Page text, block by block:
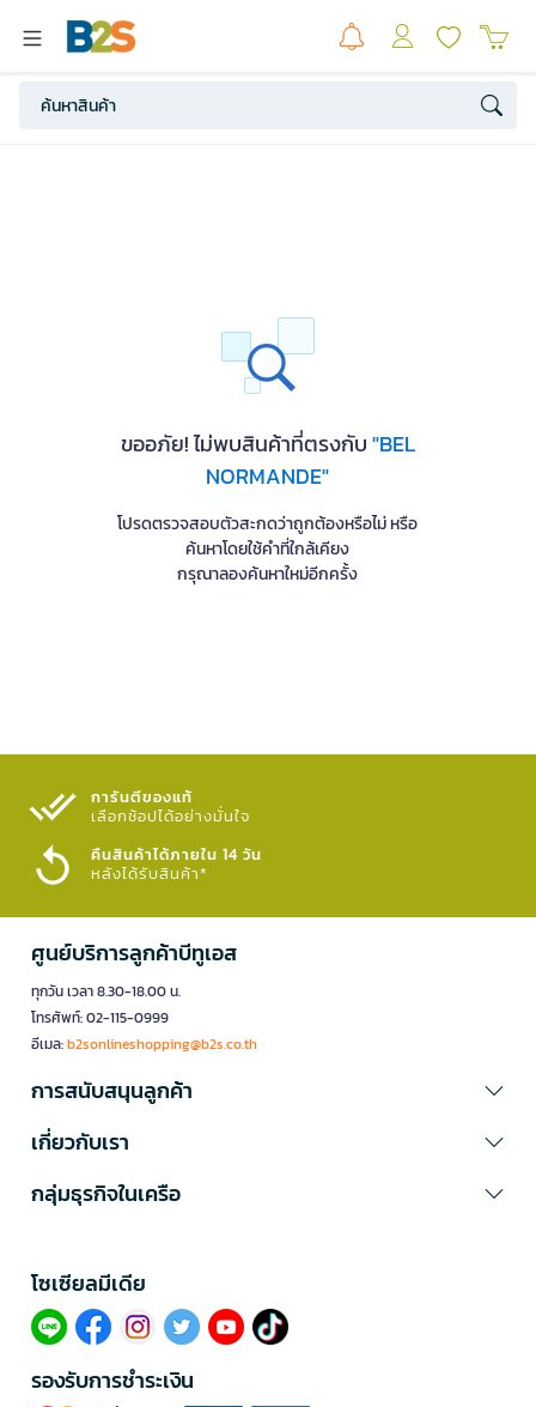
ขออภัย! ไม่พบสินค้าที่ตรงกับ"BEL
NORMANDE"
โปรดตรวจสอบตัวสะกดว่าถูกต้องหรือไม่ หรือ
ค้นหาโดยใช้คำที่ใกล้เคียง
กรุณาลองค้นหาใหม่อีกครั้ง
การันตีของแท้
เลือกช้อปได้อย่างมั่นใจ​
คืนสินค้าได้ภายใน 14 วัน
หลังได้รับสินค้า*
ศูนย์บริการลูกค้าบีทูเอส
ทุกวัน เวลา 8.30-18.00 น.
โทรศัพท์: 02-115-0999
อีเมล:b2sonlineshopping@b2s.co.th
การสนับสนุนลูกค้า
เกี่ยวกับเรา
กลุ่มธุรกิจในเครือ
โซเซียลมีเดีย​
รองรับการชำระเงิน